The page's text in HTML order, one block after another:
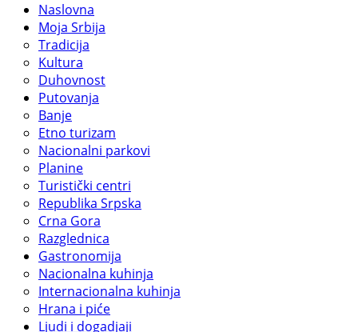
Naslovna
Moja Srbija
Tradicija
Kultura
Duhovnost
Putovanja
Banje
Etno turizam
Nacionalni parkovi
Planine
Turistički centri
Republika Srpska
Crna Gora
Razglednica
Gastronomija
Nacionalna kuhinja
Internacionalna kuhinja
Hrana i piće
Ljudi i dogadjaji